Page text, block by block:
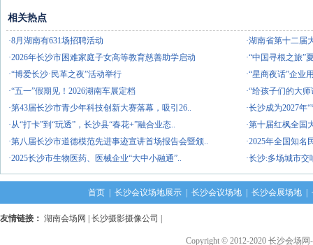
相关热点
·8月湖南有631场招聘活动
·湖南省第十二届
·2026年长沙市困难家庭子女高等教育慈善助学启动
·“中国寻根之旅”
·“博爱长沙·民革之夜”活动举行
·“星商夜话”企业
·“五一”假期见！2026湖南车展定档
·“给孩子们的大
·第43届长沙市青少年科技创新大赛落幕，吸引26..
·长沙成为2027年
·从“打卡”到“玩透”，长沙县“春花+”融合业态..
·第十届红枫全国
·第八届长沙市道德模范先进事迹宣讲首场报告会暨颁..
·2025年全国知名
·2025长沙市生物医药、医械企业“大中小融通”..
·长沙:多场城市
首页 长沙会议场地展示 长沙会议场地 长沙会展场地
友情链接： 湖南会场网 长沙摄影摄像公司
Copyright © 2012-2020 长沙会场